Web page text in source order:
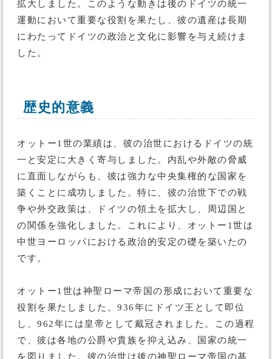
拡大しました。このような動きは後のドイツの統一
運動において重要な役割を果たし、彼の遺産は長期
にわたってドイツの政治と文化に影響を与え続けま
した。
歴史的意義
オットー1世の業績は、彼の治世におけるドイツの統
一と安定に大きく寄与しました。内乱や外敵の脅威
に直面しながらも、彼は強力な中央集権的な国家を
築くことに成功しました。特に、彼の治世下での戦
争や外交政策は、ドイツの領土を拡大し、周辺国と
の関係を強化しました。これにより、オットー1世は
中世ヨーロッパにおける政治的安定の礎を築いたの
です。
オットー1世は神聖ローマ帝国の形成において重要な
役割を果たしました。936年にドイツ王として即位
し、962年には皇帝として戴冠されました。この過程
で、彼は各地の公爵や貴族を抑え込み、国家の統一
を図りました。彼の治世は後の神聖ローマ帝国の基